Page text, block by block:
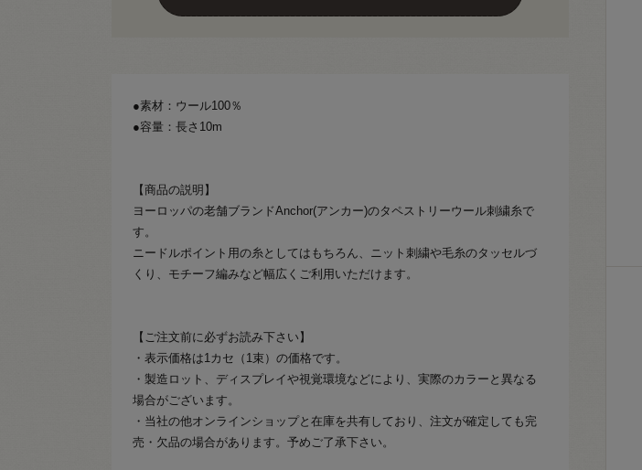
●素材：ウール100％
●容量：長さ10m
【商品の説明】
ヨーロッパの老舗ブランドAnchor(アンカー)のタペストリーウール刺繍糸で
す。
ニードルポイント用の糸としてはもちろん、ニット刺繍や毛糸のタッセルづ
くり、モチーフ編みなど幅広くご利用いただけます。
【ご注文前に必ずお読み下さい】
・表示価格は1カセ（1束）の価格です。
・製造ロット、ディスプレイや視覚環境などにより、実際のカラーと異なる
場合がございます。
・当社の他オンラインショップと在庫を共有しており、注文が確定しても完
売・欠品の場合があります。予めご了承下さい。